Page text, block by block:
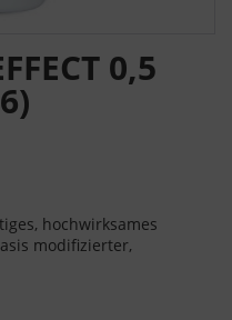
0,5
hochwirksames
modifizierter,